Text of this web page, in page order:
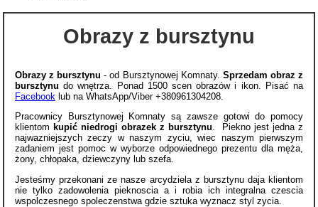
Obrazy z bursztynu
Obrazy z bursztynu - od Bursztynowej Komnaty. Sprzedam obraz z
bursztynudo wnętrza. Ponad 1500 scen obrazów i ikon. Pisać na
Facebook lub na WhatsApp/Viber +380961304208.
Pracownicy Bursztynowej Komnaty są zawsze gotowi do pomocy
klientom kupić niedrogi obrazek z bursztynu. Piekno jest jedna z
najwazniejszych zeczy w naszym zyciu, wiec naszym pierwszym
zadaniem jest pomoc w wyborze odpowiednego prezentu dla męża,
żony, chłopaka, dziewczyny lub szefa.
Jesteśmy przekonani ze nasze arcydziela z bursztynu daja klientom
nie tylko zadowolenia pieknoscia a i robia ich integralna czescia
wspolczesnego spoleczenstwa gdzie sztuka wyznacz styl zycia.